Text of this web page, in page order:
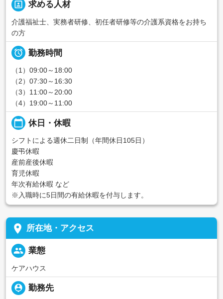
portrait 求める人材
介護福祉士、実務者研修、初任者研修等の介護系資格をお持ち
の方
 勤務時間
（1）09:00～18:00
（2）07:30～16:30
（3）11:00～20:00
（4）19:00～11:00
calendar_today 休日・休暇
シフトによる週休二日制（年間休日105日）
慶弔休暇
産前産後休暇
育児休暇
年次有給休暇 など
※入職時に5日間の有給休暇を付与します。
place 所在地・アクセス
people 業態
ケアハウス
person_pin 勤務先